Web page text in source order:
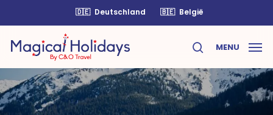
main
content
🇩🇪 Deutschland 🇧🇪 België
search
MENU